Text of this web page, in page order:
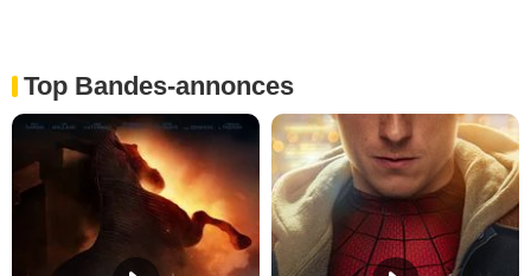
Top Bandes-annonces